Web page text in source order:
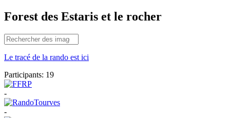
Forest des Estaris et le rocher
Le tracé de la rando est ici
Participants: 19
-
-